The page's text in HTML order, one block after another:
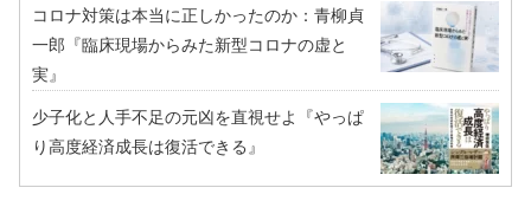
コロナ対策は本当に正しかったのか：青柳貞
一郎『臨床現場からみた新型コロナの虚と
実』
少子化と人手不足の元凶を直視せよ『やっぱ
り高度経済成長は復活できる』